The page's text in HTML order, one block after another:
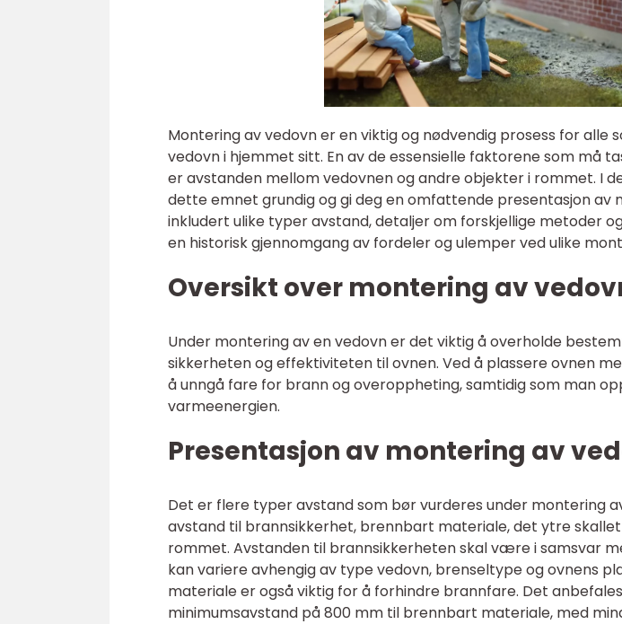
Montering av vedovn er en viktig og nødvendig prosess for alle
vedovn i hjemmet sitt. En av de essensielle faktorene som må
er avstanden mellom vedovnen og andre objekter i rommet. I
dette emnet grundig og gi deg en omfattende presentasjon av
inkludert ulike typer avstand, detaljer om forskjellige metoder
en historisk gjennomgang av fordeler og ulemper ved ulike
Oversikt over montering av
Under montering av en vedovn er det viktig å overholde
sikkerheten og effektiviteten til ovnen. Ved å plassere ovnen
å unngå fare for brann og overoppheting, samtidig som man
varmeenergien.
Presentasjon av montering av
Det er flere typer avstand som bør vurderes under montering
avstand til brannsikkerhet, brennbart materiale, det ytre
rommet. Avstanden til brannsikkerheten skal være i samsvar
kan variere avhengig av type vedovn, brenseltype og ovnens
materiale er også viktig for å forhindre brannfare. Det
minimumsavstand på 800 mm til brennbart materiale, med